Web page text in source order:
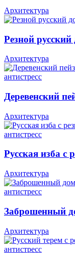
Архитектура
Резной
Архитектура
Деревенский
Архитектура
Русская изба
Архитектура
Заброшенный
Архитектура